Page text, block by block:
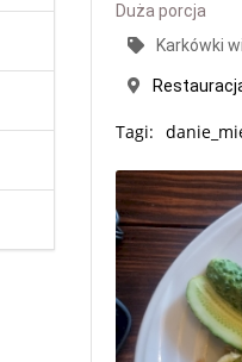
Duża porcja
Karkówki
Tagi: